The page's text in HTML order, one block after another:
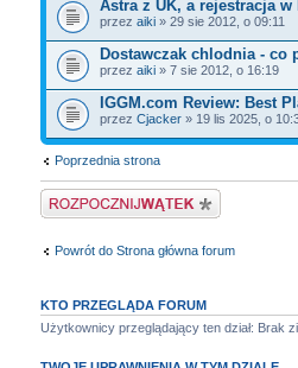
Astra z UK, a rejestracja w
przez aiki» 29 sie 2012, o 09:11
Dostawczak chlodnia - co
przez aiki» 7 sie 2012, o 16:19
IGGM.com Review: Best
przez Cjacker» 19 lis 2025, o
Poprzednia strona
Napisz wątek
Powrót do Strona główna forum
KTO PRZEGLĄDA FORUM
Użytkownicy przeglądający ten dział: Brak